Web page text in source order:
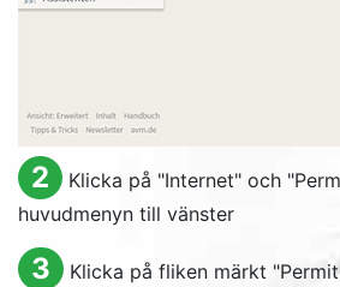
2 Klicka på "Internet" och "
huvudmenyn till vänster
3 Klicka på fliken märkt "